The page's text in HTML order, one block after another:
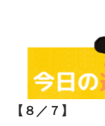
【８／７ 】